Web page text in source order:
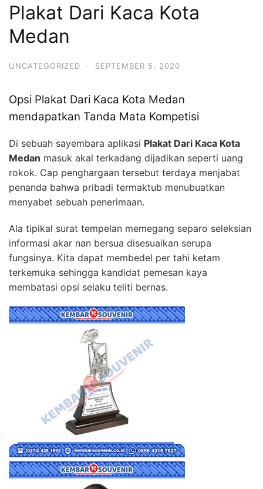
Plakat Dari Kaca Kota
Medan
UNCATEGORIZED · SEPTEMBER 5, 2020
Opsi Plakat Dari Kaca Kota Medan
mendapatkan Tanda Mata Kompetisi
Di sebuah sayembara aplikasi Plakat Dari Kaca Kota
Medan masuk akal terkadang dijadikan seperti uang
rokok. Cap penghargaan tersebut terdaya menjabat
penanda bahwa pribadi termaktub menubuatkan
menyabet sebuah penerimaan.
Ala tipikal surat tempelan memegang separo seleksian
informasi akar nan bersua disesuaikan serupa
fungsinya. Kita dapat membedel per tahi ketam
terkemuka sehingga kandidat pemesan kaya
membatasi opsi selaku teliti bernas.